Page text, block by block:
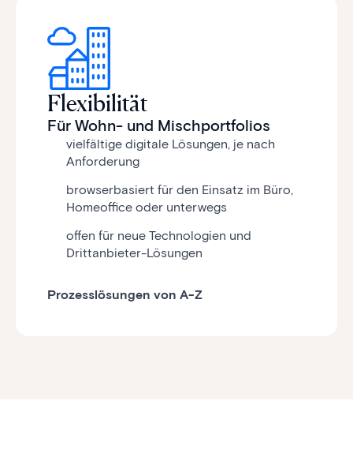
Flexibilität
Für Wohn- und Mischportfolios
vielfältige digitale Lösungen, je nach
Anforderung
browserbasiert für den Einsatz im Büro,
Homeoffice oder unterwegs
offen für neue Technologien und
Drittanbieter-Lösungen
Prozesslösungen von A-Z